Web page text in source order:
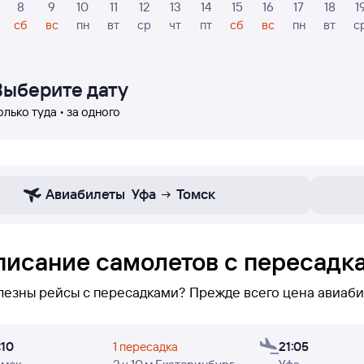
8
сб
9
вс
10
пн
11
вт
12
ср
13
чт
14
пт
15
сб
16
вс
17
пн
18
вт
дату
туда • за одного
Авиабилеты Уфа Томск
самолетов с
рейсы с пересадками? Прежде всего цена
Томск — Уфа не оказалось, или вам
1 пересадка
21:05